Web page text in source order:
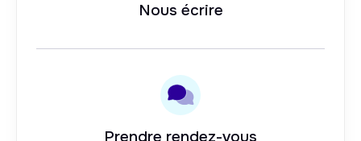
Nous écrire
Prendre rendez-vous